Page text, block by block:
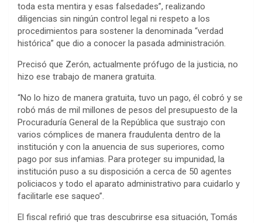
toda esta mentira y esas falsedades”, realizando
diligencias sin ningún control legal ni respeto a los
procedimientos para sostener la denominada “verdad
histórica” que dio a conocer la pasada administración.
Precisó que Zerón, actualmente prófugo de la justicia, no
hizo ese trabajo de manera gratuita.
“No lo hizo de manera gratuita, tuvo un pago, él cobró y se
robó más de mil millones de pesos del presupuesto de la
Procuraduría General de la República que sustrajo con
varios cómplices de manera fraudulenta dentro de la
institución y con la anuencia de sus superiores, como
pago por sus infamias. Para proteger su impunidad, la
institución puso a su disposición a cerca de 50 agentes
policiacos y todo el aparato administrativo para cuidarlo y
facilitarle ese saqueo”.
El fiscal refirió que tras descubrirse esa situación, Tomás